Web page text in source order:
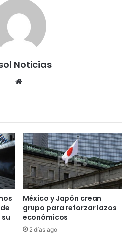
Noticias
México y Japón crean
grupo para reforzar lazos
económicos
2 días ago